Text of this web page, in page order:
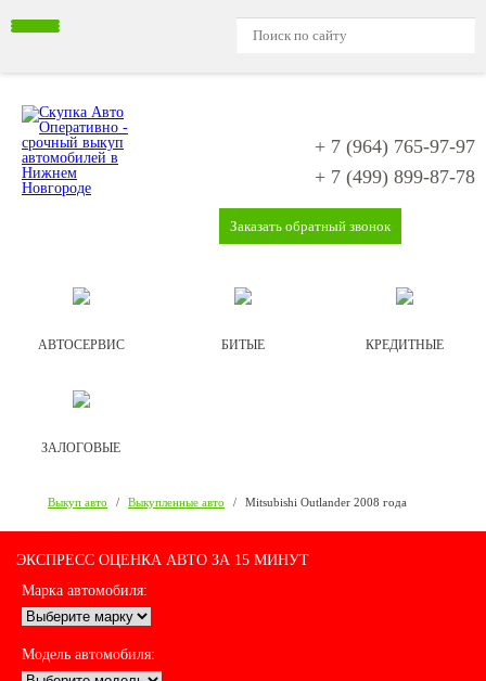
+ 7 (964) 765-97-97
+ 7 (499) 899-87-78
Заказать обратный звонок
АВТОСЕРВИС БИТЫЕ КРЕДИТНЫЕ
ЗАЛОГОВЫЕ
Выкуп авто / Выкупленные авто / Mitsubishi Outlander 2008 года
ЭКСПРЕСС ОЦЕНКА АВТО ЗА 15 МИНУТ
Марка автомобиля:
Модель автомобиля: